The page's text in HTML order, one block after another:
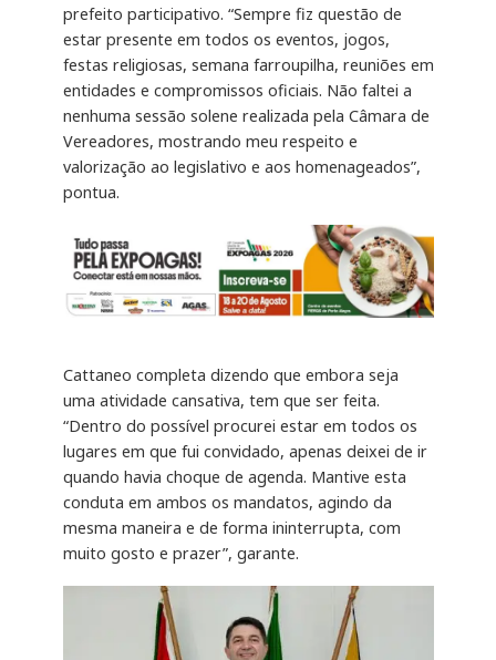
prefeito participativo. “Sempre fiz questão de
estar presente em todos os eventos, jogos,
festas religiosas, semana farroupilha, reuniões em
entidades e compromissos oficiais. Não faltei a
nenhuma sessão solene realizada pela Câmara de
Vereadores, mostrando meu respeito e
valorização ao legislativo e aos homenageados”,
pontua.
Cattaneo completa dizendo que embora seja
uma atividade cansativa, tem que ser feita.
“Dentro do possível procurei estar em todos os
lugares em que fui convidado, apenas deixei de ir
quando havia choque de agenda. Mantive esta
conduta em ambos os mandatos, agindo da
mesma maneira e de forma ininterrupta, com
muito gosto e prazer”, garante.